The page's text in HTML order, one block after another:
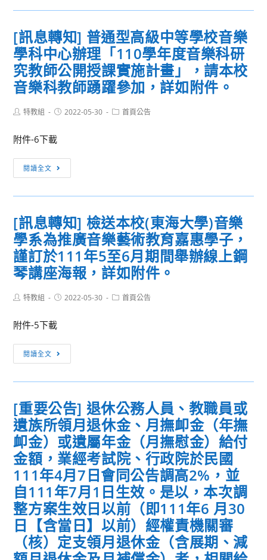
渭
水
台
語．
客
語
賽」
簡
章
1
份，
請
貴
知
並
勵
學
生
踴
躍
報
名
參
加。
轉
國
立
臺
北
藝
術
「美
感
育
提
升
計
畫」-
「身
無
邊
科
技」
教
師
增
能
研
習
課
程，
請
[訊息轉知] 普通型高級中等學校音樂
學科中心辦理「110學年度音樂科研
究教師公開授課實施計畫」，請本校
音樂科教師踴躍參加，詳如附件。
Post特教組
Post2022-05-30
Post首頁公告
附件-6下載
閱讀全文
息
轉
普
通
型
高
級
中
樂
學
中
心
辦
理
「110
學
年
度
音
樂
科
[訊息轉知] 檢送本校(東海大學)音樂
學系為推廣音樂藝術教育嘉惠學子，
謹訂於111年5至6月期間舉辦線上鋼
琴講座海報，詳如附件。
Post特教組
Post2022-05-30
Post首頁公告
附件-5下載
閱讀全文
息
轉
檢
送
本
校
(東
海
大
學)
音
樂
學
[重要公告] 退休公務人員、教職員或
遺族所領月退休金、月撫卹金（年撫
卹金）或遺屬年金（月撫慰金）給付
金額，業經考試院、行政院於民國
111年4月7日會同公告調高2%，並
自111年7月1日生效。是以，本次調
整方案生效日以前（即111年6 月30
日【含當日】以前）經權責機關審
（核）定支領月退休金（含展期、減